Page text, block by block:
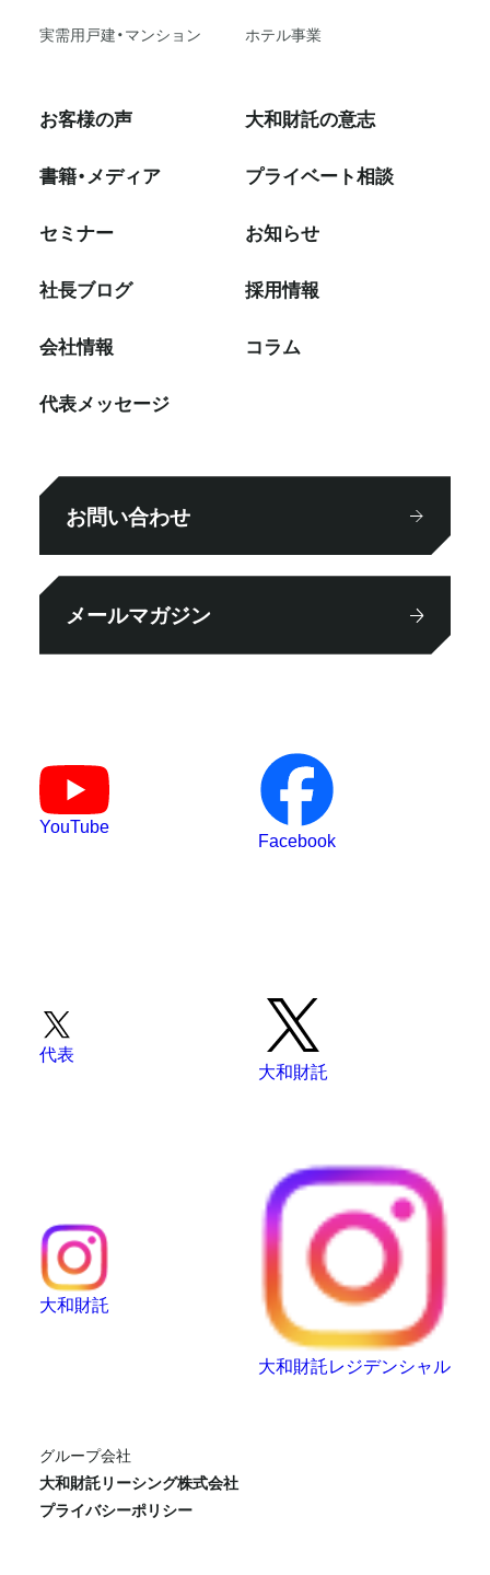
実需用戸建・マンション
ホテル事業
お客様の声
書籍・メディア
セミナー
社⻑ブログ
会社情報
代表メッセージ
大和財託の意志
プライベート相談
お知らせ
採⽤情報
コラム
お問い合わせ
メールマガジン
YouTube
Facebook
代表
大和財託
大和財託
大和財託レジデンシャル
グループ会社
大和財託リーシング株式会社
プライバシーポリシー